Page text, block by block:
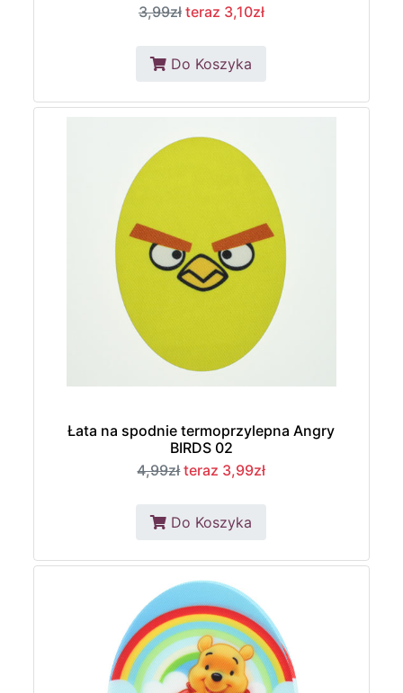
3,99zł teraz 3,10zł
Do Koszyka
Łata na spodnie termoprzylepna Angry
BIRDS 02
4,99zł teraz 3,99zł
Do Koszyka